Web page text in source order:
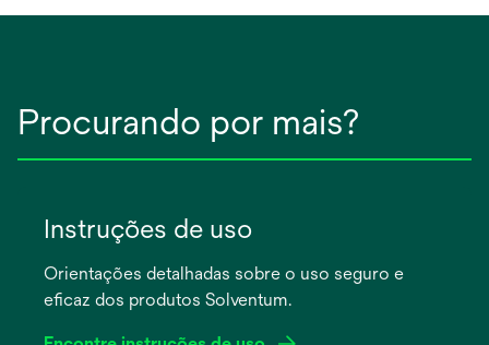
Procurando por mais?
Instruções de uso
Orientações detalhadas sobre o uso seguro e
eficaz dos produtos Solventum.